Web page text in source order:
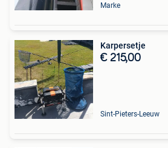
Marke
Karpersetje
€ 215,00
Sint-Pieters-Leeuw